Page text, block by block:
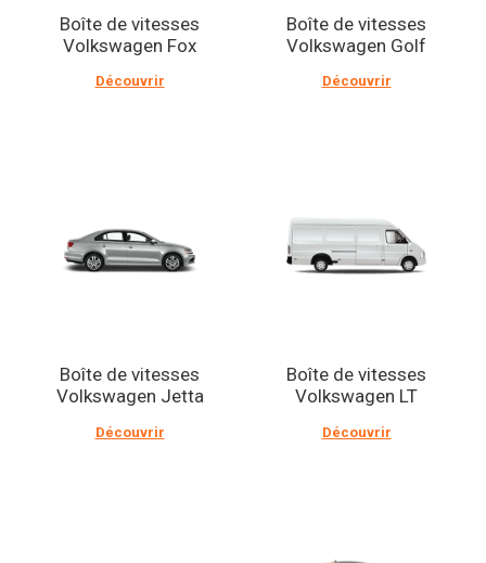
Boîte de vitesses
Volkswagen Fox
Découvrir
Boîte de vitesses
Volkswagen Golf
Découvrir
Boîte de vitesses
Volkswagen Jetta
Découvrir
Boîte de vitesses
Volkswagen LT
Découvrir